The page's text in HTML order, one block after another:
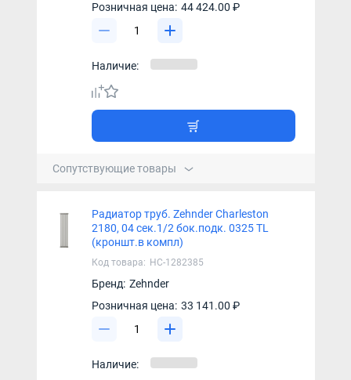
Розничная цена: 44 424.00 ₽
Наличие:
Сопутствующие товары
Радиатор труб. Zehnder Charleston
2180, 04 сек.1/2 бок.подк. 0325 TL
(кроншт.в компл)
Код товара: НС-1282385
Бренд: Zehnder
Розничная цена: 33 141.00 ₽
Наличие: